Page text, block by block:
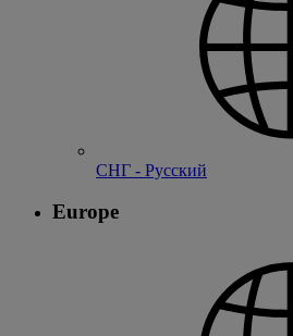
СНГ - Русский
Europe